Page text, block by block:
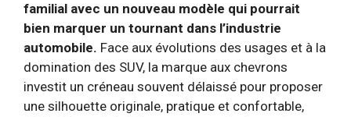
familial avec un nouveau modèle qui pourrait
bien marquer un tournant dans l’industrie
automobile. Face aux évolutions des usages et à la
domination des SUV, la marque aux chevrons
investit un créneau souvent délaissé pour proposer
une silhouette originale, pratique et confortable,